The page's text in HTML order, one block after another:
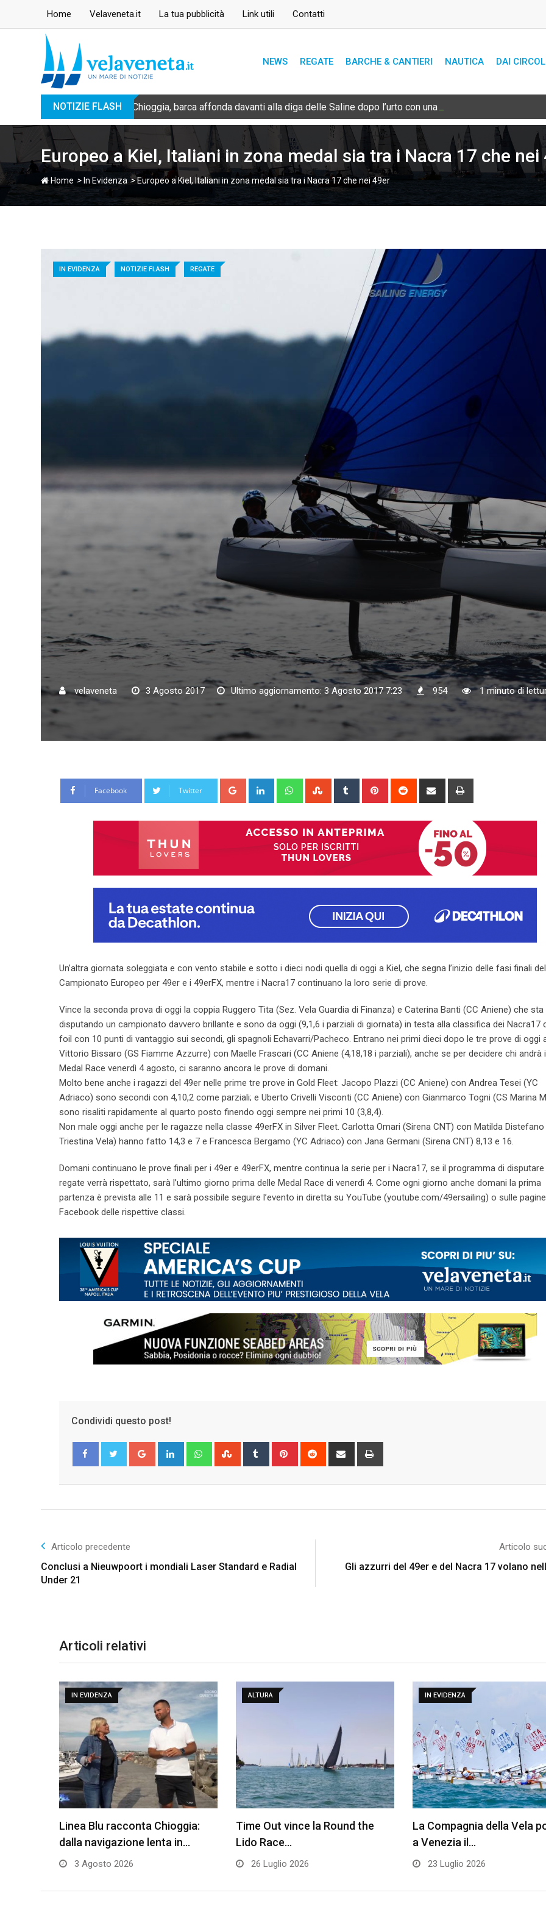
Home Velaveneta.it La tua pubblicità Link utili Contatti
NEWS REGATE BARCHE & CANTIERI NAUTICA DAI
NOTIZIE FLASH Chioggia, barca affonda davanti alla diga delle Saline dopo l’urto con una bricola sommersa
Europeo a Kiel, Italiani in zona medal sia tra i Nacra 17 che nei
Home > In Evidenza>Europeo a Kiel, Italiani in zona medal sia tra i Nacra 17 che nei 49er
IN EVIDENZA NOTIZIE FLASH REGATE
velaveneta 3 Agosto 2017 Ultimo aggiornamento: 3 Agosto 2017 7:23 954 1 minuto di
Facebook Twitter Google+ LinkedIn WhatsappStumbleUpon
Tumblr Pinterest Reddit
Share
Un’altra giornata soleggiata e con vento stabile e sotto i dieci nodi quella di oggi a Kiel, che segna l’inizio delle fasi finali del
Campionato Europeo per 49er e i 49erFX, mentre i Nacra17 continuano la loro serie di prove.
Vince la seconda prova di oggi la coppia Ruggero Tita (Sez. Vela Guardia di Finanza) e Caterina Banti (CC Aniene) che sta
disputando un campionato davvero brillante e sono da oggi (9,1,6 i parziali di giornata) in testa alla classifica dei Nacra17
foil con 10 punti di vantaggio sui secondi, gli spagnoli Echavarri/Pacheco. Entrano nei primi dieci dopo le tre prove di oggi
Vittorio Bissaro (GS Fiamme Azzurre) con Maelle Frascari (CC Aniene (4,18,18 i parziali), anche se per decidere chi andrà
Medal Race venerdì 4 agosto, ci saranno ancora le prove di domani.
Molto bene anche i ragazzi del 49er nelle prime tre prove in Gold Fleet: Jacopo Plazzi (CC Aniene) con Andrea Tesei (YC
Adriaco) sono secondi con 4,10,2 come parziali; e Uberto Crivelli Visconti (CC Aniene) con Gianmarco Togni (CS Marina
sono risaliti rapidamente al quarto posto finendo oggi sempre nei primi 10 (3,8,4).
Non male oggi anche per le ragazze nella classe 49erFX in Silver Fleet. Carlotta Omari (Sirena CNT) con Matilda Distefano
Triestina Vela) hanno fatto 14,3 e 7 e Francesca Bergamo (YC Adriaco) con Jana Germani (Sirena CNT) 8,13 e 16.
Domani continuano le prove finali per i 49er e 49erFX, mentre continua la serie per i Nacra17, se il programma di
regate verrà rispettato, sarà l’ultimo giorno prima delle Medal Race di venerdì 4. Come ogni giorno anche domani la prima
partenza è prevista alle 11 e sarà possibile seguire l’evento in diretta su YouTube (youtube.com/49ersailing) o sulle pagine
Facebook delle rispettive classi.
Condividi questo post!
Google+ LinkedIn WhatsappStumbleUpon
Tumblr Pinterest Reddit
Share
Articolo precedente
Conclusi a Nieuwpoort i mondiali Laser Standard e Radial
Under 21
Articolo
Gli azzurri del 49er e del Nacra 17 volano
Articoli relativi
IN EVIDENZA
Linea Blu racconta Chioggia:
dalla navigazione lenta in…
3 Agosto 2026
ALTURA
Time Out vince la Round the
Lido Race…
26 Luglio 2026
IN EVIDENZA
La Compagnia della Vela
a Venezia il…
23 Luglio 2026